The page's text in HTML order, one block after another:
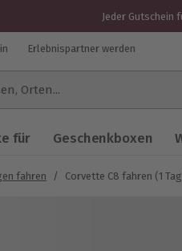
Jeder Gutschein
Erlebnispartner werden
für Geschenkboxen
fahren / Corvette C8 fahren (1